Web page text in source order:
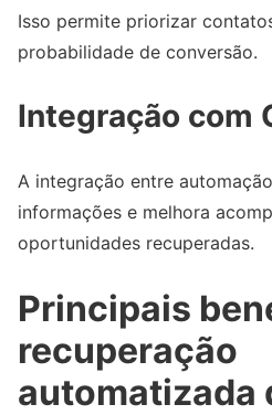
Isso permite priorizar
probabilidade de conversão.
Integração com
A integração entre
informações e melhora
oportunidades recuperadas.
Principais
recuperação
automatizada